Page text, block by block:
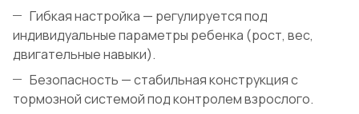
Гибкая настройка — регулируется под
индивидуальные параметры ребенка (рост, вес,
двигательные навыки).
Безопасность — стабильная конструкция с
тормозной системой под контролем взрослого.